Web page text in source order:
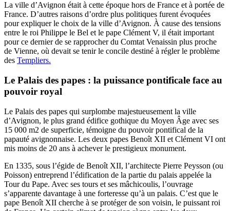
La ville d’Avignon était à cette époque hors de France et à portée de
France. D’autres raisons d’ordre plus politiques furent évoquées
pour expliquer le choix de la ville d’Avignon. À cause des tensions
entre le roi Philippe le Bel et le pape Clément V, il était important
pour ce dernier de se rapprocher du Comtat Venaissin plus proche
de Vienne, où devait se tenir le concile destiné à régler le problème
des Templiers.
Le Palais des papes : la puissance pontificale face au
pouvoir royal
Le Palais des papes qui surplombe majestueusement la ville
d’Avignon, le plus grand édifice gothique du Moyen Âge avec ses
15 000 m2 de superficie, témoigne du pouvoir pontifical de la
papauté avignonnaise. Les deux papes Benoît XII et Clément VI ont
mis moins de 20 ans à achever le prestigieux monument.
En 1335, sous l’égide de Benoît XII, l’architecte Pierre Peysson (ou
Poisson) entreprend l’édification de la partie du palais appelée la
Tour du Pape. Avec ses tours et ses mâchicoulis, l’ouvrage
s’apparente davantage à une forteresse qu’à un palais. C’est que le
pape Benoît XII cherche à se protéger de son voisin, le puissant roi